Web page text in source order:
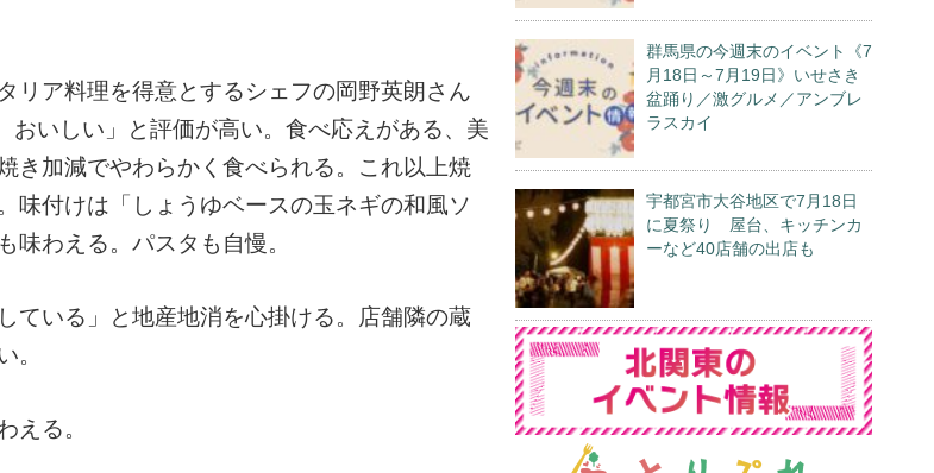
リア料理を得意とするシェフの岡野英朗さん
いしい」と評価が高い。食べ応えがある、美
き加減でやわらかく食べられる。これ以上焼
味付けは「しょうゆベースの玉ネギの和風ソ
味わえる。パスタも自慢。
ている」と地産地消を心掛ける。店舗隣の蔵
。
える。
群馬県の今週末のイベント《7
月18日～7月19日》いせさき
盆踊り／激グルメ／アンブレ
ラスカイ
宇都宮市大谷地区で7月18日
に夏祭り 屋台、キッチンカ
ーなど40店舗の出店も